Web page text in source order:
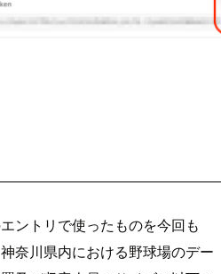
ントリで使ったものを今回も
奈川県内における野球場のデー